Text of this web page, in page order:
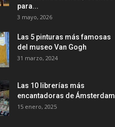
para...
3 mayo, 2026
Las 5 pinturas más famosas
del museo Van Gogh
31 marzo, 2024
Las 10 librerías más
encantadoras de Ámsterdam
15 enero, 2025